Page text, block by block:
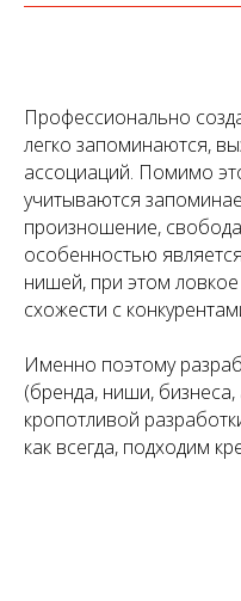
Профессионально
легко запоминаются,
ассоциаций. Помимо
учитываются
произношение,
особенностью
нишей, при этом
схожести с
Именно поэтому
(бренда, ниши, бизнеса,
кропотливой
как всегда, подходим